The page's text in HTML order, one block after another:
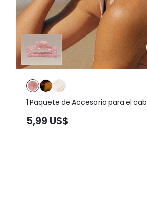
1 Paquete de Accesorio para el
Agarre Fuerte, para Gimnasio,
5,99 US$